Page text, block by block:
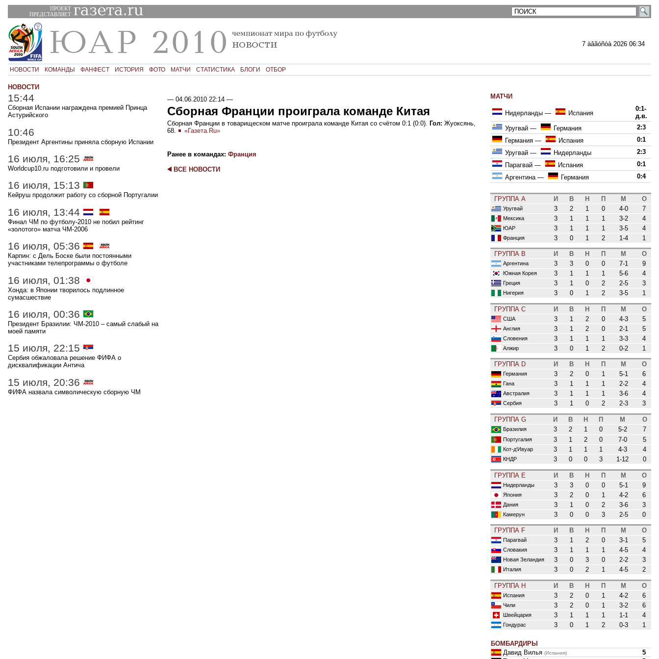
ПРОЕКТ
ПРЕДСТАВЛЯЕТ
7 àâãóñòà 2026 06:34
НОВОСТИ КОМАНДЫ ФАНФЕСТ ИСТОРИЯ ФОТО МАТЧИ СТАТИСТИКА БЛОГИ ОТБОР
— 04.06.2010 22:14—
Сборная Франции проиграла команде Китая
Сборная Франции в товарищеском матче проиграла команде Китая со счётом 0:1 (0:0). Гол: Жуоксянь,
68.
«Газета.Ru»
Ранее в командах: Франция
ВСЕ НОВОСТИ
НОВОСТИ
15:44
Сборная Испании награждена премией Принца
Астурийского
10:46
Президент Аргентины приняла сборную Испании
16 июля, 16:25
Worldcup10.ru подготовили и провели
16 июля, 15:13
Кейруш продолжит работу со сборной Португалии
16 июля, 13:44
Финал ЧМ по футболу-2010 не побил рейтинг
«золотого» матча ЧМ-2006
16 июля, 05:36
Карпин: с Дель Боске были постоянными
участниками телепрограммы о футболе
16 июля, 01:38
Хонда: в Японии творилось подлинное
сумасшествие
16 июля, 00:36
Президент Бразилии: ЧМ-2010 – самый слабый на
моей памяти
15 июля, 22:15
Сербия обжаловала решение ФИФА о
дисквалификации Антича
15 июля, 20:36
ФИФА назвала символическую сборную ЧМ
МАТЧИ
Нидерланды — Испания
0:1-
д.в.
Уругвай — Германия
2:3
Германия — Испания
0:1
Уругвай — Нидерланды
2:3
Парагвай — Испания
0:1
Аргентина— Германия 0:4
ГРУППА A И В Н П М О
Уругвай 3 2 1 0 4-0 7
Мексика 3 1 1 1 3-2 4
ЮАР 3 1 1 1 3-5 4
Франция 3 0 1 2 1-4 1
ГРУППА B И В Н П М О
Аргентина 3 3 0 0 7-1 9
Южная Корея 3 1 1 1 5-6 4
Греция 3 1 0 2 2-5 3
Нигерия 3 0 1 2 3-5 1
ГРУППА C И В Н П М О
США 3 1 2 0 4-3 5
Англия 3 1 2 0 2-1 5
Словения 3 1 1 1 3-3 4
Алжир 3 0 1 2 0-2 1
ГРУППА D И В Н П М О
Германия 3 2 0 1 5-1 6
Гана 3 1 1 1 2-2 4
Австралия 3 1 1 1 3-6 4
Сербия 3 1 0 2 2-3 3
ГРУППА G И В Н П М О
Бразилия 3 2 1 0 5-2 7
Португалия 3 1 2 0 7-0 5
Кот-д'Ивуар 3 1 1 1 4-3 4
КНДР 3 0 0 3 1-12 0
ГРУППА E И В Н П М О
Нидерланды 3 3 0 0 5-1 9
Япония 3 2 0 1 4-2 6
Дания 3 1 0 2 3-6 3
Камерун 3 0 0 3 2-5 0
ГРУППА F И В Н П М О
Парагвай 3 1 2 0 3-1 5
Словакия 3 1 1 1 4-5 4
Новая Зеландия 3 0 3 0 2-2 3
Италия 3 0 2 1 4-5 2
ГРУППА H И В Н П М О
Испания 3 2 0 1 4-2 6
Чили 3 2 0 1 3-2 6
Швейцария 3 1 1 1 1-1 4
Гондурас 3 0 1 2 0-3 1
БОМБАРДИРЫ
Давид Вилья (Испания)
5